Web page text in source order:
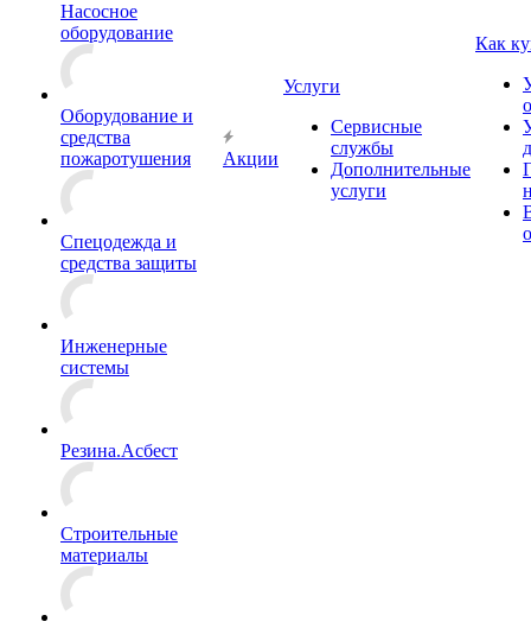
Насосное
оборудование
Оборудование и
средства
пожаротушения
Спецодежда и
средства защиты
Инженерные
системы
Резина.Асбест
Строительные
материалы
Акции
Услуги
Сервисные
службы
Дополнительные
услуги
Как